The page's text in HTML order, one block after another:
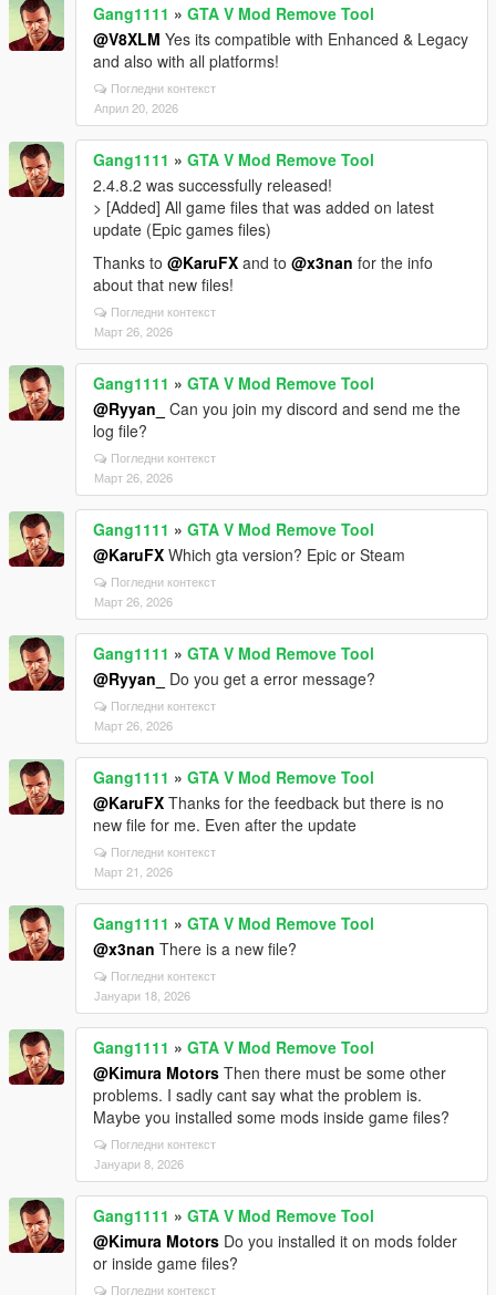
Gang1111 » GTA V Mod Remove Tool
@V8XLM Yes its compatible with Enhanced & Legacy
and also with all platforms!
Погледни контекст
Април 20, 2026
Gang1111 » GTA V Mod Remove Tool
2.4.8.2 was successfully released!
> [Added] All game files that was added on latest
update (Epic games files)
Thanks to @KaruFX and to @x3nan for the info
about that new files!
Погледни контекст
Март 26, 2026
Gang1111 » GTA V Mod Remove Tool
@Ryyan_
Can you join my discord and send me the
log file?
Погледни контекст
Март 26, 2026
Gang1111 » GTA V Mod Remove Tool
@KaruFX Which gta version? Epic or Steam
Погледни контекст
Март 26, 2026
Gang1111 » GTA V Mod Remove Tool
@Ryyan_
Do you get a error message?
Погледни контекст
Март 26, 2026
Gang1111 » GTA V Mod Remove Tool
@KaruFX Thanks for the feedback but there is no
new file for me. Even after the update
Погледни контекст
Март 21, 2026
Gang1111 » GTA V Mod Remove Tool
@x3nan There is a new file?
Погледни контекст
Јануари 18, 2026
Gang1111 » GTA V Mod Remove Tool
@Kimura Motors Then there must be some other
problems. I sadly cant say what the problem is.
Maybe you installed some mods inside game files?
Погледни контекст
Јануари 8, 2026
Gang1111 » GTA V Mod Remove Tool
@Kimura Motors Do you installed it on mods folder
or inside game files?
Погледни контекст